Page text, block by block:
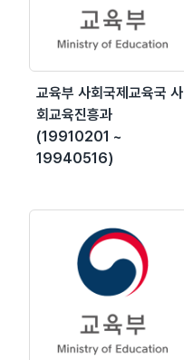
교육부 사회국제교육국 사
회교육진흥과
(19910201 ~
19940516)